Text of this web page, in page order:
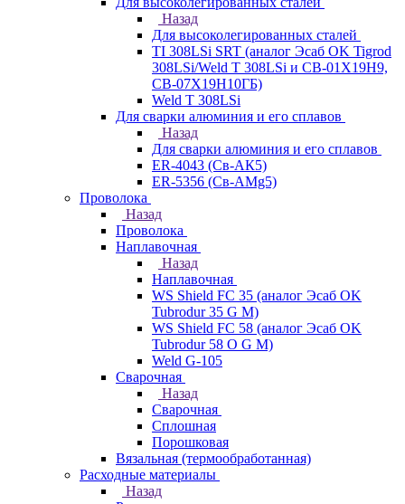
Назад
Для высоколегированных сталей
TI 308LSi SRT (аналог Эсаб OK Tigrod
308LSi/Weld T 308LSi и СВ-01Х19Н9,
СВ-07Х19Н10ГБ)
Weld T 308LSi
Для сварки алюминия и его сплавов
Назад
Для сварки алюминия и его сплавов
ER-4043 (Св-АК5)
ER-5356 (Св-АМg5)
Проволока
Назад
Проволока
Наплавочная
Назад
Наплавочная
WS Shield FC 35 (аналог Эсаб OK
Tubrodur 35 G M)
WS Shield FC 58 (аналог Эсаб OK
Tubrodur 58 O G M)
Weld G-105
Сварочная
Назад
Сварочная
Сплошная
Порошковая
Вязальная (термообработанная)
Расходные материалы
Назад